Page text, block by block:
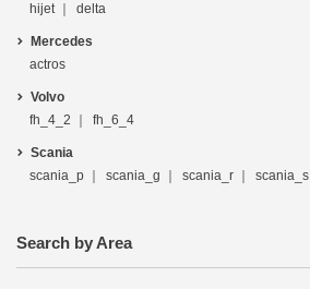
hijet
delta
Mercedes
actros
Volvo
fh_4_2
fh_6_4
Scania
scania_p
scania_g scania_r scania_s
Search by Area